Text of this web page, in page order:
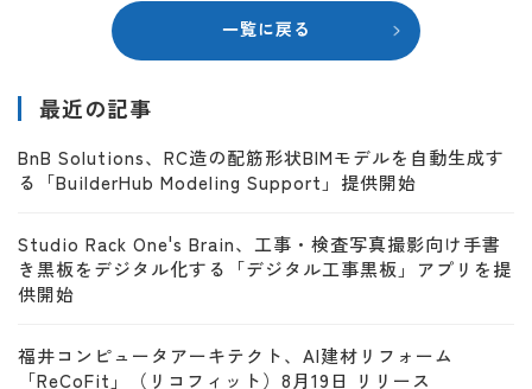
一覧に戻る
最近の記事
BnB Solutions、RC造の配筋形状BIMモデルを自動生成す
る「BuilderHub Modeling Support」提供開始
Studio Rack One's Brain、工事・検査写真撮影向け手書
き黒板をデジタル化する「デジタル工事黒板」アプリを提
供開始
福井コンピュータアーキテクト、AI建材リフォーム
「ReCoFit」（リコフィット）8月19日 リリース